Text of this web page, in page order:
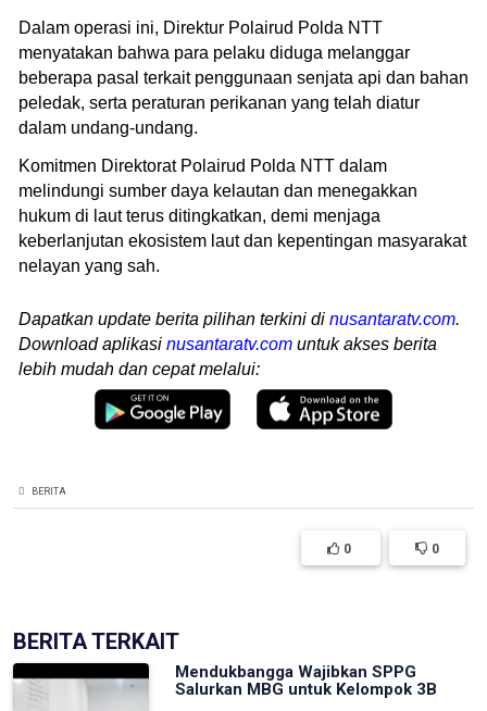
Dalam operasi ini, Direktur Polairud Polda NTT
menyatakan bahwa para pelaku diduga melanggar
beberapa pasal terkait penggunaan senjata api dan bahan
peledak, serta peraturan perikanan yang telah diatur
dalam undang-undang.
Komitmen Direktorat Polairud Polda NTT dalam
melindungi sumber daya kelautan dan menegakkan
hukum di laut terus ditingkatkan, demi menjaga
keberlanjutan ekosistem laut dan kepentingan masyarakat
nelayan yang sah.
Dapatkan update berita pilihan terkini di nusantaratv.com.
Download aplikasi nusantaratv.com untuk akses berita
lebih mudah dan cepat melalui:
BERITA
0 0
BERITA TERKAIT
Mendukbangga Wajibkan SPPG
Salurkan MBG untuk Kelompok 3B